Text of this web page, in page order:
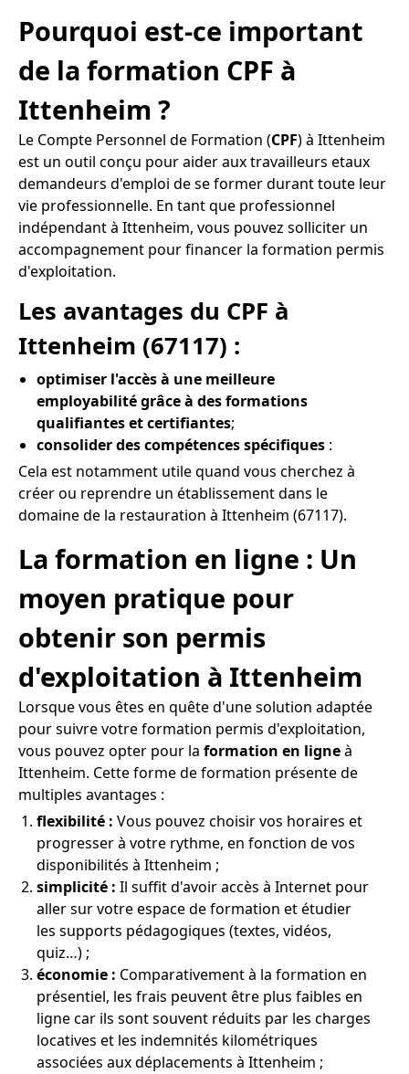
Pourquoi est-ce important
de la formation CPF à
Ittenheim ?
Le Compte Personnel de Formation (CPF) à Ittenheim
est un outil conçu pour aider aux travailleurs etaux
demandeurs d'emploi de se former durant toute leur
vie professionnelle. En tant que professionnel
indépendant à Ittenheim, vous pouvez solliciter un
accompagnement pour financer la formation permis
d'exploitation.
Les avantages du CPF à
Ittenheim (67117) :
optimiser l'accès à une meilleure
employabilité grâce à des formations
qualifiantes et certifiantes;
consolider des compétences spécifiques :
Cela est notamment utile quand vous cherchez à
créer ou reprendre un établissement dans le
domaine de la restauration à Ittenheim (67117).
La formation en ligne : Un
moyen pratique pour
obtenir son permis
d'exploitation à Ittenheim
Lorsque vous êtes en quête d'une solution adaptée
pour suivre votre formation permis d'exploitation,
vous pouvez opter pour la formation en ligneà
Ittenheim. Cette forme de formation présente de
multiples avantages :
flexibilité : Vous pouvez choisir vos horaires et
progresser à votre rythme, en fonction de vos
disponibilités à Ittenheim ;
simplicité : Il suffit d'avoir accès à Internet pour
aller sur votre espace de formation et étudier
les supports pédagogiques (textes, vidéos,
quiz…) ;
économie : Comparativement à la formation en
présentiel, les frais peuvent être plus faibles en
ligne car ils sont souvent réduits par les charges
locatives et les indemnités kilométriques
associées aux déplacements à Ittenheim ;